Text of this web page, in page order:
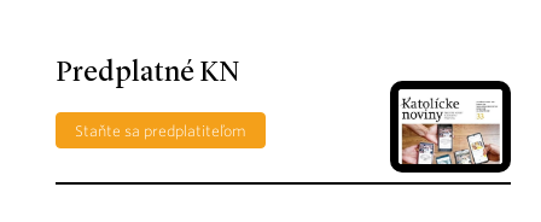
Predplatné KN
Staňte sa predplatiteľom